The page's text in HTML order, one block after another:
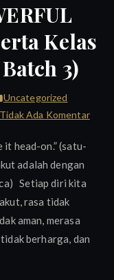
Kelas
3)
Uncategorized
Tidak Ada Komentarpada
head-on.” (satu-
adalah dengan
Setiap diri kita
rasa tidak
aman, merasa
berharga, dan